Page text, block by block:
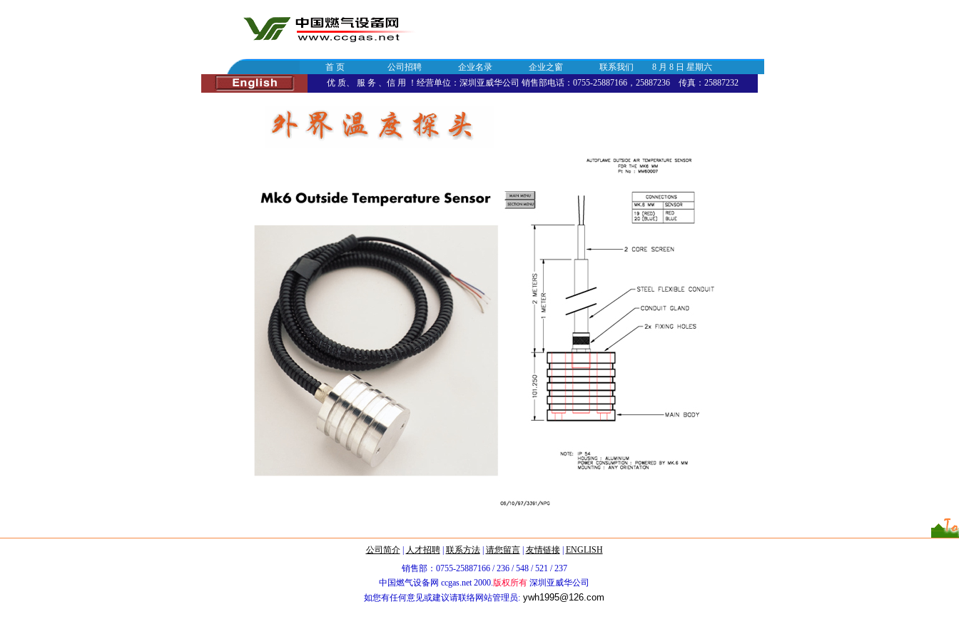
首 页 公司招聘 企业名录 企业之窗 联系我们
8 月 8 日 星期六
优 质、 服 务 、信 用 ！经营单位：深圳亚威华公司 销售部电话：0755-25887166，25887236 传真：25887232
公司简介| 人才招聘| 联系方法| 请您留言| 友情链接| ENGLISH
销售部：0755-25887166 / 236 / 548 / 521 / 237
中国燃气设备网 ccgas.net 2000.版权所有 深圳亚威华公司
如您有任何意见或建议请联络网站管理员: ywh1995@126.com